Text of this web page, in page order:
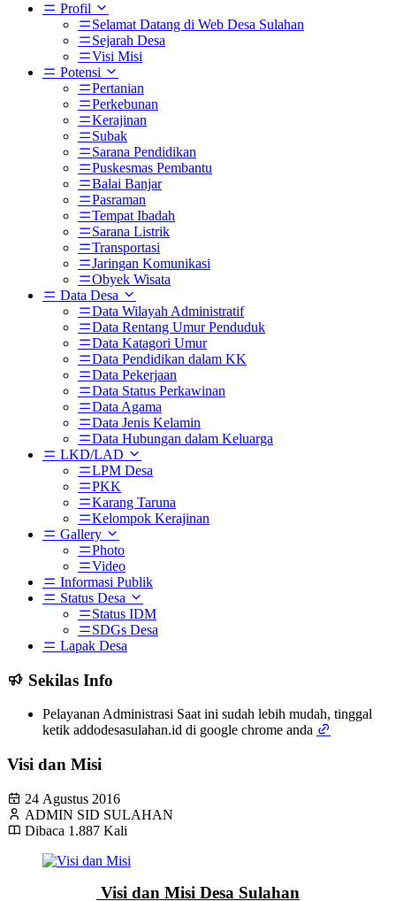
Profil
Selamat Datang di Web Desa Sulahan
Sejarah Desa
Visi Misi
Potensi
Pertanian
Perkebunan
Kerajinan
Subak
Sarana Pendidikan
Puskesmas Pembantu
Balai Banjar
Pasraman
Tempat Ibadah
Sarana Listrik
Transportasi
Jaringan Komunikasi
Obyek Wisata
Data Desa
Data Wilayah Administratif
Data Rentang Umur Penduduk
Data Katagori Umur
Data Pendidikan dalam KK
Data Pekerjaan
Data Status Perkawinan
Data Agama
Data Jenis Kelamin
Data Hubungan dalam Keluarga
LKD/LAD
LPM Desa
PKK
Karang Taruna
Kelompok Kerajinan
Gallery
Photo
Video
Informasi Publik
Status Desa
Status IDM
SDGs Desa
Lapak Desa
Sekilas Info
Pelayanan Administrasi Saat ini sudah lebih mudah, tinggal
ketik addodesasulahan.id di google chrome anda
Visi dan Misi
24 Agustus 2016
ADMIN SID SULAHAN
Dibaca 1.887 Kali
Visi dan Misi Desa Sulahan